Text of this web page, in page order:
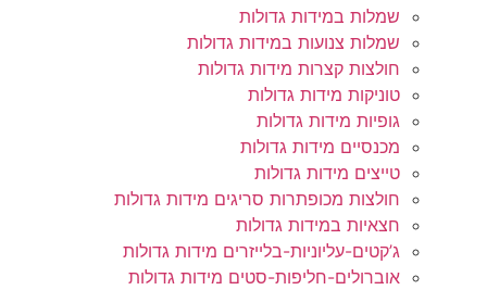
שמלות במידות גדולות
שמלות צנועות במידות גדולות
חולצות קצרות מידות גדולות
טוניקות מידות גדולות
גופיות מידות גדולות
מכנסיים מידות גדולות
טייצים מידות גדולות
חולצות מכופתרות סריגים מידות גדולות
חצאיות במידות גדולות
ג’קטים-עליוניות-בלייזרים מידות גדולות
אוברולים-חליפות-סטים מידות גדולות